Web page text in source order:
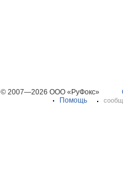
© 2007—2026 ООО «РуФокс»
Помощь